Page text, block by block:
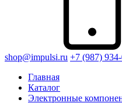
shop@impulsi.ru +7 (987)
Главная
Каталог
Электронные